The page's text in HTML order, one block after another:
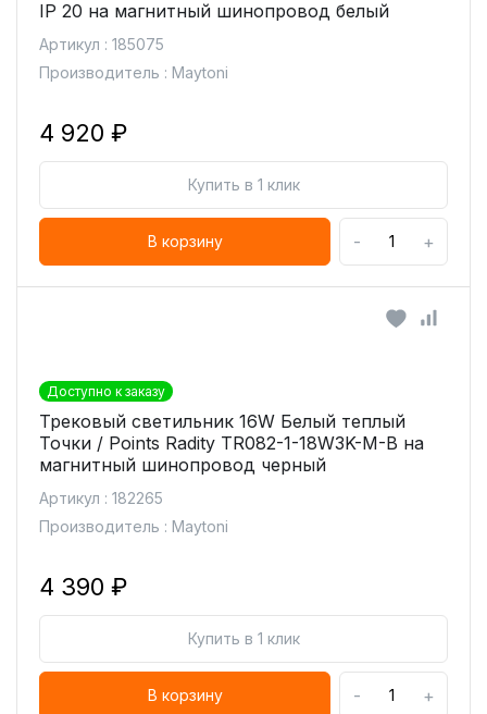
IP 20 на магнитный шинопровод белый
Артикул : 185075
Производитель : Maytoni
4 920 ₽
Купить в 1 клик
В корзину - +
Доступно к заказу
Трековый светильник 16W Белый теплый
Точки / Points Radity TR082-1-18W3K-M-B на
магнитный шинопровод черный
Артикул : 182265
Производитель : Maytoni
4 390 ₽
Купить в 1 клик
В корзину - +